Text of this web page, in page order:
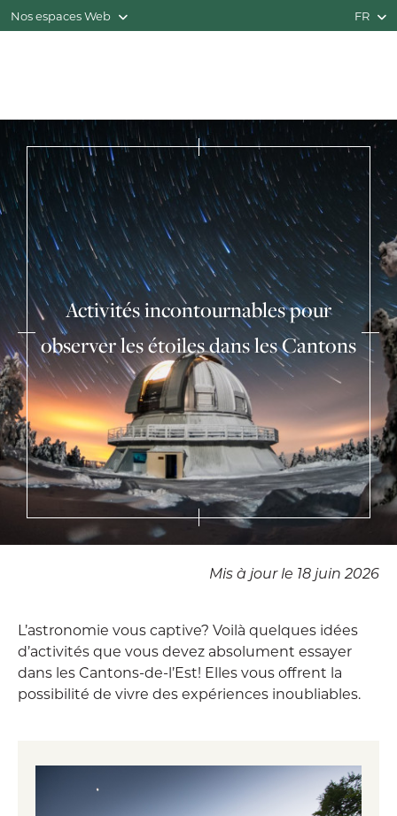
Nos espaces Web FR
Activités incontournables pour
observer les étoiles dans les Cantons
Mis à jour le 18 juin 2026
L’astronomie vous captive? Voilà quelques idées
d’activités que vous devez absolument essayer
dans les Cantons-de-l’Est! Elles vous offrent la
possibilité de vivre des expériences inoubliables.